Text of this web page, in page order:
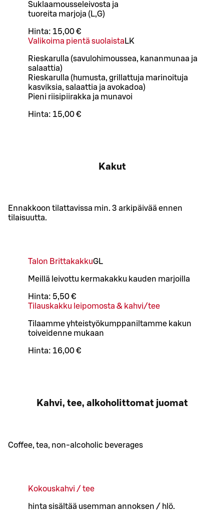
Suklaamousseleivosta ja
tuoreita marjoja (L,G)
Hinta: 15,00 €
Valikoima pientä suolaista LK
Rieskarulla (savulohimoussea, kananmunaa ja
salaattia)
Rieskarulla (humusta, grillattuja marinoituja
kasviksia, salaattia ja avokadoa)
Pieni riisipiirakka ja munavoi
Hinta: 15,00 €
Kakut
Ennakkoon tilattavissa min. 3 arkipäivää ennen
tilaisuutta.
Talon BrittakakkuGL
Meillä leivottu kermakakku kauden marjoilla
Hinta: 5,50 €
Tilauskakku leipomosta & kahvi/tee
Tilaamme yhteistyökumppaniltamme kakun
toiveidenne mukaan
Hinta: 16,00 €
Kahvi, tee, alkoholittomat juomat
Coffee, tea, non-alcoholic beverages
Kokouskahvi / tee
hinta sisältää usemman annoksen / hlö.